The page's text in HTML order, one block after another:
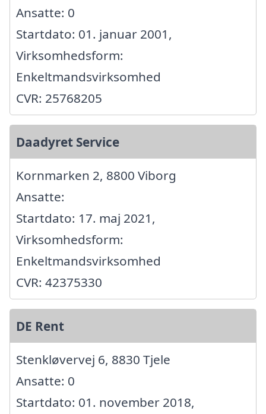
Ansatte: 0
Startdato: 01. januar 2001,
Virksomhedsform:
Enkeltmandsvirksomhed
CVR: 25768205
Daadyret Service
Kornmarken 2, 8800 Viborg
Ansatte:
Startdato: 17. maj 2021,
Virksomhedsform:
Enkeltmandsvirksomhed
CVR: 42375330
DE Rent
Stenkløvervej 6, 8830 Tjele
Ansatte: 0
Startdato: 01. november 2018,